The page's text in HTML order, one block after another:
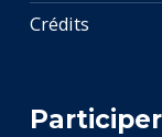
Crédits
Participer